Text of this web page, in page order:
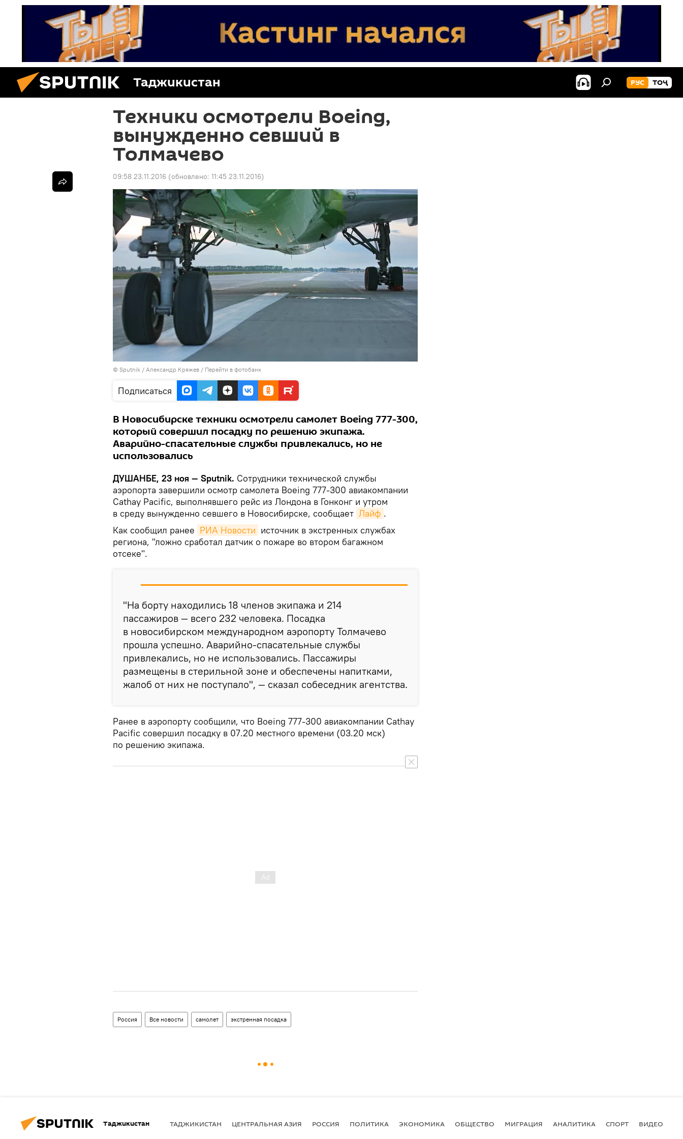
Таджикистан РУС ТОҶ
Техники осмотрели Boeing,
вынужденно севший в
Толмачево
09:58 23.11.2016 (обновлено: 11:45 23.11.2016)
© Sputnik / Александр Кряжев / Перейти в фотобанк
Подписаться
В Новосибирске техники осмотрели самолет Boeing 777-300,
который совершил посадку по решению экипажа.
Аварийно-спасательные службы привлекались, но не
использовались
ДУШАНБЕ, 23 ноя — Sputnik. Сотрудники технической службы
аэропорта завершили осмотр самолета Boeing 777-300 авиакомпании
Cathay Pacific, выполнявшего рейс из Лондона в Гонконг и утром
в среду вынужденно севшего в Новосибирске, сообщает Лайф .
Как сообщил ранее РИА Новости источник в экстренных службах
региона, "ложно сработал датчик о пожаре во втором багажном
отсеке".
"На борту находились 18 членов экипажа и 214
пассажиров — всего 232 человека. Посадка
в новосибирском международном аэропорту Толмачево
прошла успешно. Аварийно-спасательные службы
привлекались, но не использовались. Пассажиры
размещены в стерильной зоне и обеспечены напитками,
жалоб от них не поступало", — сказал собеседник агентства.
Ранее в аэропорту сообщили, что Boeing 777-300 авиакомпании Cathay
Pacific совершил посадку в 07.20 местного времени (03.20 мск)
по решению экипажа.
Россия Все новости самолет экстренная посадка
Таджикистан ТАДЖИКИСТАН ЦЕНТРАЛЬНАЯ АЗИЯ РОССИЯ ПОЛИТИКА ЭКОНОМИКА ОБЩЕСТВО МИГРАЦИЯ АНАЛИТИКА СПОРТ ВИДЕО